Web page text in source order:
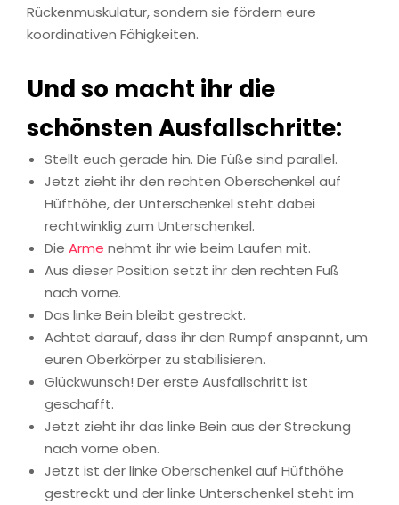
Rückenmuskulatur, sondern sie fördern eure
koordinativen Fähigkeiten.
Und so macht ihr die
schönsten Ausfallschritte:
Stellt euch gerade hin. Die Füße sind parallel.
Jetzt zieht ihr den rechten Oberschenkel auf
Hüfthöhe, der Unterschenkel steht dabei
rechtwinklig zum Unterschenkel.
Die Arme nehmt ihr wie beim Laufen mit.
Aus dieser Position setzt ihr den rechten Fuß
nach vorne.
Das linke Bein bleibt gestreckt.
Achtet darauf, dass ihr den Rumpf anspannt, um
euren Oberkörper zu stabilisieren.
Glückwunsch! Der erste Ausfallschritt ist
geschafft.
Jetzt zieht ihr das linke Bein aus der Streckung
nach vorne oben.
Jetzt ist der linke Oberschenkel auf Hüfthöhe
gestreckt und der linke Unterschenkel steht im